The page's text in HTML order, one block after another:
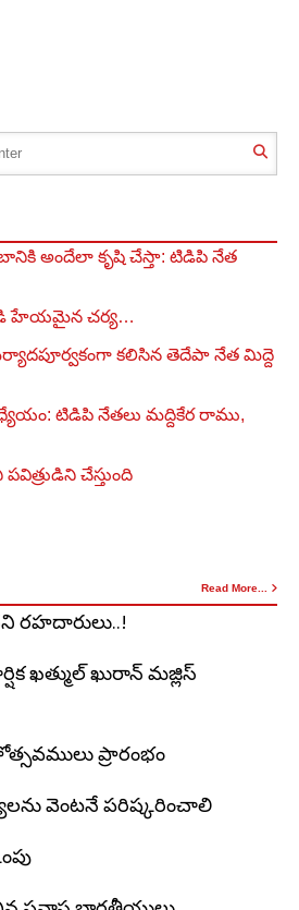
అందేలా కృషి చేస్తా: టిడిపి నేత
హేయమైన చర్య…
కలిసిన తెదేపా నేత మిద్దె
టిడిపి నేతలు మద్దికేర రాము,
చేస్తుంది
Read More...
రహదారులు..!
ఖత్ముల్ ఖురాన్ మజ్లిస్
ప్రారంభం
వెంటనే పరిష్కరించాలి